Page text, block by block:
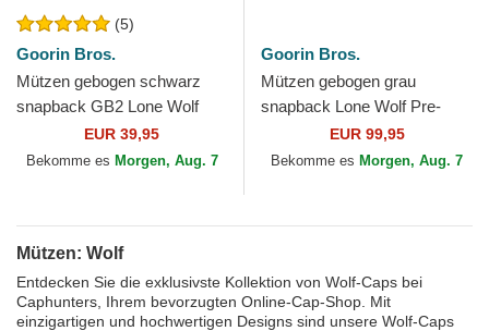
(5)
Goorin Bros.
Mützen gebogen schwarz
snapback GB2 Lone Wolf
The Rocker The Farm Goorin
Bros.
EUR 39,95
Bekomme es Morgen, Aug. 7
Goorin Bros.
Mützen gebogen grau
snapback Lone Wolf Pre-
Game Seasonal The Farm
Goorin Bros.
EUR 99,95
Bekomme es Morgen, Aug. 7
Mützen: Wolf
Entdecken Sie die exklusivste Kollektion von Wolf-Caps bei
Caphunters, Ihrem bevorzugten Online-Cap-Shop. Mit
einzigartigen und hochwertigen Designs sind unsere Wolf-Caps